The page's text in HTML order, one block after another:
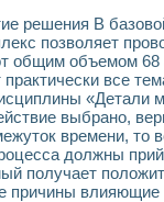
возможности
технологий
модификаций
для исследования
система
дисциплин
стенд для
практикумы по
измеритель
решения В
позволяет
общим объемом 68
все
«Детали
выбрано,
времени, то
должны
получает
причины влияющие